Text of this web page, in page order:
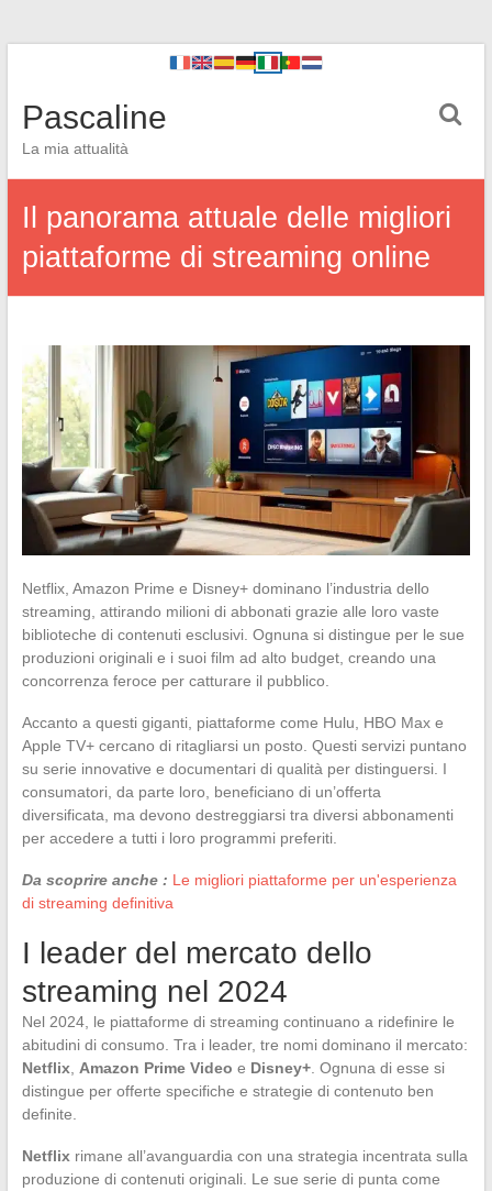
Pascaline
La mia attualità
Il panorama attuale delle migliori
piattaforme di streaming online
Netflix, Amazon Prime e Disney+ dominano l’industria dello
streaming, attirando milioni di abbonati grazie alle loro vaste
biblioteche di contenuti esclusivi. Ognuna si distingue per le sue
produzioni originali e i suoi film ad alto budget, creando una
concorrenza feroce per catturare il pubblico.
Accanto a questi giganti, piattaforme come Hulu, HBO Max e
Apple TV+ cercano di ritagliarsi un posto. Questi servizi puntano
su serie innovative e documentari di qualità per distinguersi. I
consumatori, da parte loro, beneficiano di un’offerta
diversificata, ma devono destreggiarsi tra diversi abbonamenti
per accedere a tutti i loro programmi preferiti.
Da scoprire anche : Le migliori piattaforme per un'esperienza
di streaming definitiva
I leader del mercato dello
streaming nel 2024
Nel 2024, le piattaforme di streaming continuano a ridefinire le
abitudini di consumo. Tra i leader, tre nomi dominano il mercato:
Netflix, Amazon Prime Video e Disney+. Ognuna di esse si
distingue per offerte specifiche e strategie di contenuto ben
definite.
Netflixrimane all’avanguardia con una strategia incentrata sulla
produzione di contenuti originali. Le sue serie di punta come